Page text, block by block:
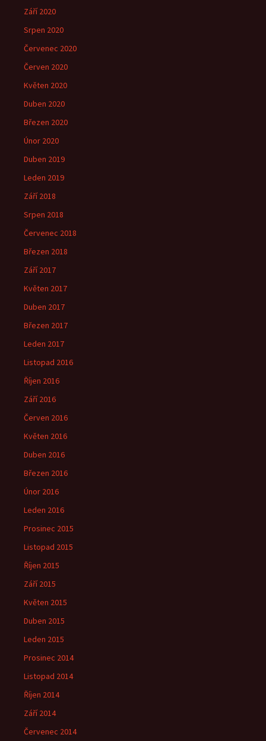
Září 2020
Srpen 2020
Červenec 2020
Červen 2020
Květen 2020
Duben 2020
Březen 2020
Únor 2020
Duben 2019
Leden 2019
Září 2018
Srpen 2018
Červenec 2018
Březen 2018
Září 2017
Květen 2017
Duben 2017
Březen 2017
Leden 2017
Listopad 2016
Říjen 2016
Září 2016
Červen 2016
Květen 2016
Duben 2016
Březen 2016
Únor 2016
Leden 2016
Prosinec 2015
Listopad 2015
Říjen 2015
Září 2015
Květen 2015
Duben 2015
Leden 2015
Prosinec 2014
Listopad 2014
Říjen 2014
Září 2014
Červenec 2014